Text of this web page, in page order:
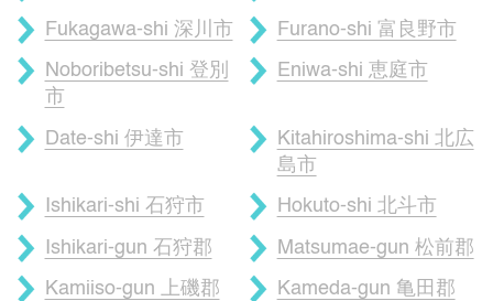
Fukagawa-shi 深川市 Furano-shi 富良野市
Noboribetsu-shi 登別
市
Eniwa-shi 恵庭市
Date-shi 伊達市
Kitahiroshima-shi 北広
島市
Ishikari-shi 石狩市 Hokuto-shi 北斗市
Ishikari-gun 石狩郡 Matsumae-gun 松前郡
Kamiiso-gun 上磯郡 Kameda-gun 亀田郡